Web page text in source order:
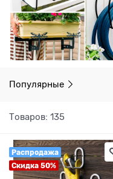
Популярные
Товаров: 135
Распродажа
Скидка 50%